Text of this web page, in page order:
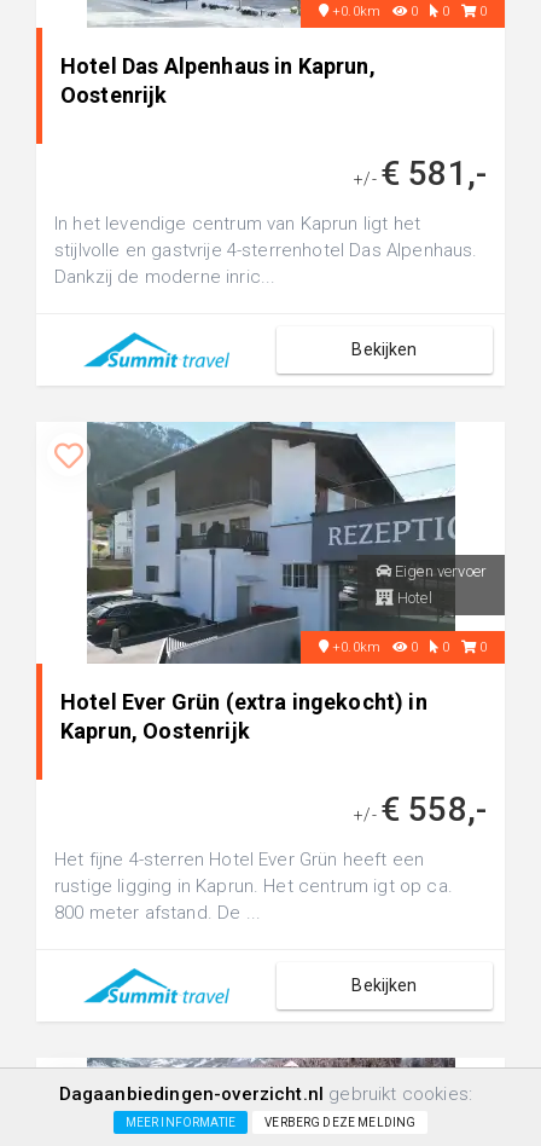
+0.0km 0 0 0
Hotel Das Alpenhaus in Kaprun,
Oostenrijk
+/- € 581,-
In het levendige centrum van Kaprun ligt het
stijlvolle en gastvrije 4-sterrenhotel Das Alpenhaus.
Dankzij de moderne inric...
Bekijken
Eigen vervoer
Hotel
+0.0km 0 0 0
Hotel Ever Grün (extra ingekocht) in
Kaprun, Oostenrijk
+/- € 558,-
Het fijne 4-sterren Hotel Ever Grün heeft een
rustige ligging in Kaprun. Het centrum igt op ca.
800 meter afstand. De ...
Bekijken
Dagaanbiedingen-overzicht.nl gebruikt cookies:
MEER INFORMATIE VERBERG DEZE MELDING